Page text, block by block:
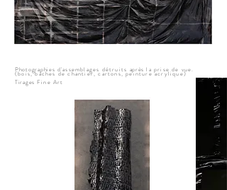
Photographies d'assemblages détruits après la prise de vue.
(bois, bâches de chantier, cartons, peinture acrylique)
Tirages Fine Art